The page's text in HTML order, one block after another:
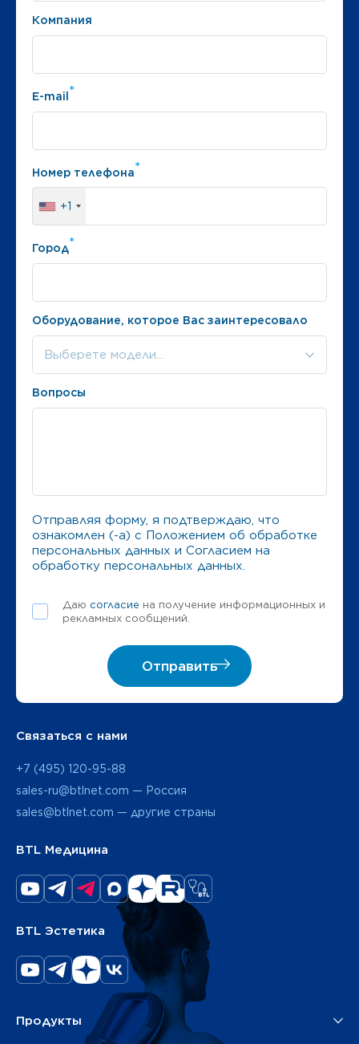
Продукты
Связаться с нами
+7 (495) 120-95-88
sales-ru@btlnet.com — Россия
sales@btlnet.com — другие страны
BTL Медицина
BTL Эстетика
Компания
E-mail *
Номер телефона*
+1
Город*
Оборудование, которое Вас заинтересовало
Выберете модели...
Вопросы
Отправляя форму, я подтверждаю, что
ознакомлен (-а) с Положением об обработке
персональных данных и Согласием на
обработку персональных данных.
Даю согласие на получение информационных и
рекламных сообщений.
Отправить